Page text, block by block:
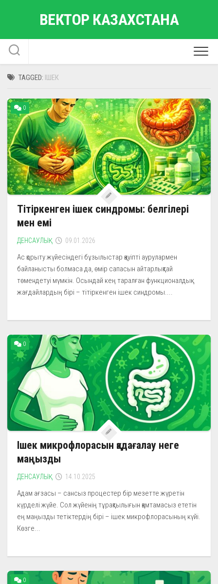
ВЕКТОР КАЗАХСТАНА
TAGGED: ІШЕК
0
Тітіркенген ішек синдромы: белгілері
мен емі
ДЕНСАУЛЫҚ 09.01.2026
Ас қорыту жүйесіндегі бұзылыстар қауіпті аурулармен
байланысты болмаса да, өмір сапасын айтарлықтай
төмендетуі мүмкін. Осындай кең таралған функционалдық
жағдайлардың бірі – тітіркенген ішек синдромы....
0
Ішек микрофлорасын қадағалау неге
маңызды
ДЕНСАУЛЫҚ 14.10.2025
Адам ағзасы – сансыз процестер бір мезетте жүретін
күрделі жүйе. Сол жүйенің тұрақтылығын қамтамасыз ететін
ең маңызды тетіктердің бірі – ішек микрофлорасының күйі.
Көзге...
0